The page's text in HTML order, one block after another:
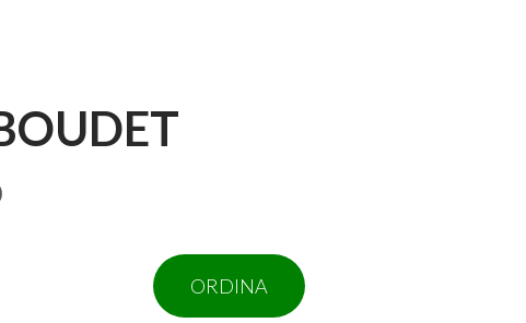
ORDINA